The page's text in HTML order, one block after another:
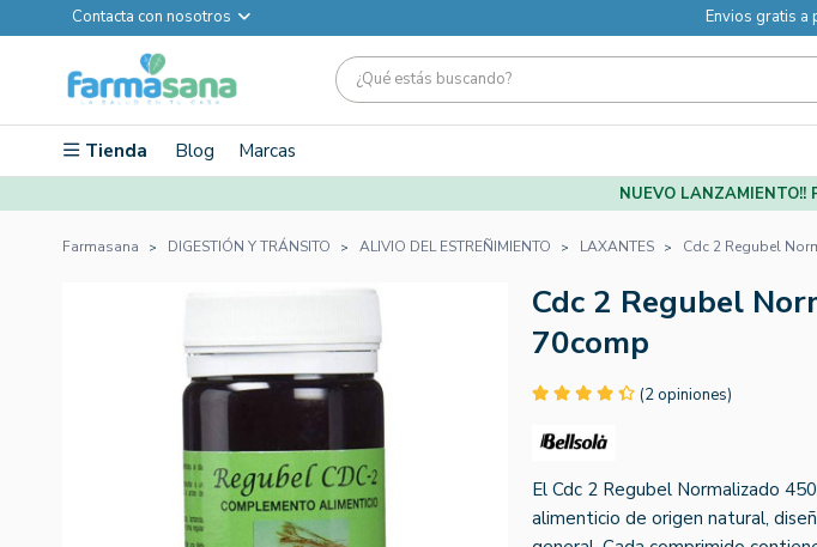
Contacta con nosotros Envios gratis a
Tienda Blog Marcas
NUEVO
Farmasana DIGESTIÓN Y TRÁNSITO ALIVIO DEL ESTREÑIMIENTO LAXANTES Cdc 2 Regubel
Cdc 2 Regubel
70comp
(2 opiniones)
El Cdc 2 Regubel Normalizado
alimenticio de origen natural,